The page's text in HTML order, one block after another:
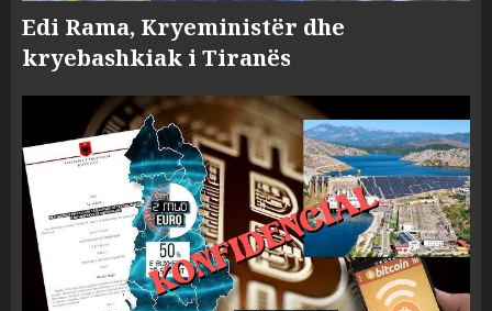
Edi Rama, Kryeministër dhe
kryebashkiak i Tiranës